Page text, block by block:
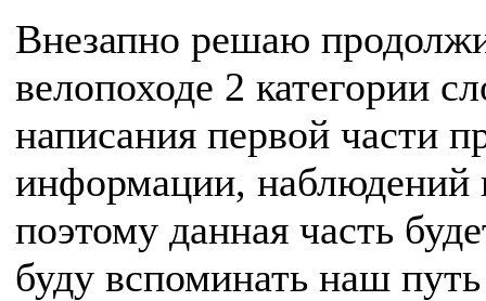
Внезапно решаю
велопоходе 2 категории
написания первой части
информации, наблюдений
поэтому данная часть
буду вспоминать наш